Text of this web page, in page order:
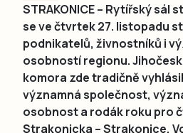
STRAKONICE – Rytířský sál
se ve čtvrtek 27. listopadu
podnikatelů, živnostníků i
osobností regionu.
komora zde tradičně
významná společnost,
osobnost a rodák roku pro
Strakonicka – Strakonice,